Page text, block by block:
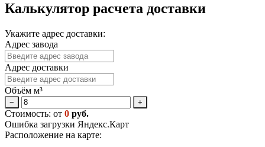
Калькулятор расчета доставки
Укажите адрес доставки:
Адрес завода
Адрес доставки
Объём м³
− +
Стоимость: от 0 руб.
Ошибка загрузки Яндекс.Карт
Расположение на карте: